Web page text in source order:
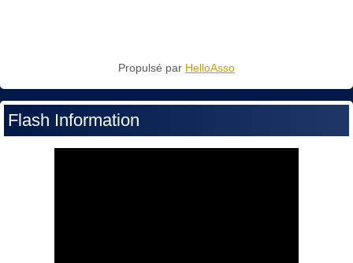
Propulsé par HelloAsso
Flash Information